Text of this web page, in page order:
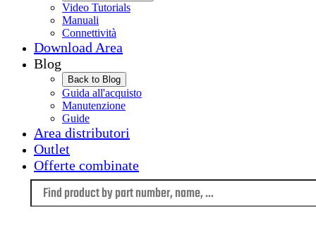
Video Tutorials
Manuali
Connettività
Download Area
Blog
Back to Blog
Guida all'acquisto
Manutenzione
Guide
Area distributori
Outlet
Offerte combinate